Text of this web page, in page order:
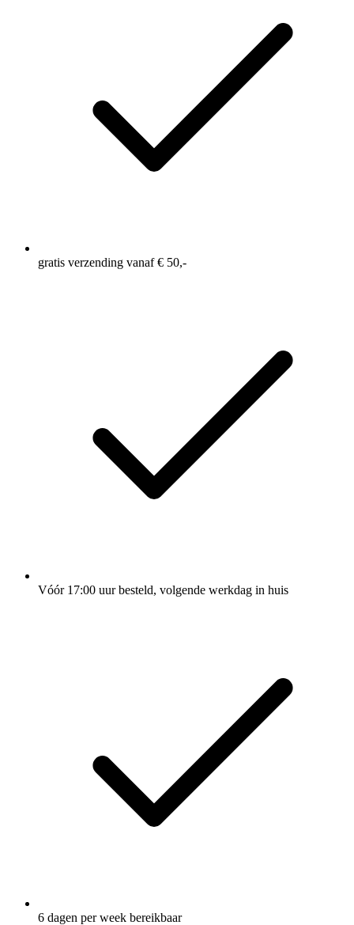
gratis verzending vanaf € 50,-
Vóór 17:00 uur besteld, volgende werkdag in huis
6 dagen per week bereikbaar